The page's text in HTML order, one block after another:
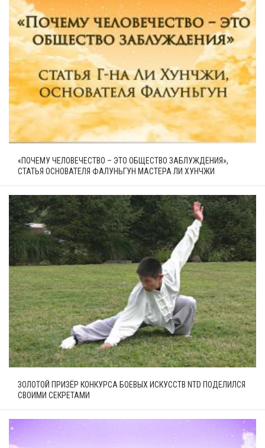
«ПОЧЕМУ ЧЕЛОВЕЧЕСТВО – ЭТО ОБЩЕСТВО ЗАБЛУЖДЕНИЯ»,
СТАТЬЯ ОСНОВАТЕЛЯ ФАЛУНЬГУН МАСТЕРА ЛИ ХУНЧЖИ
ЗОЛОТОЙ ПРИЗЁР КОНКУРСА БОЕВЫХ ИСКУССТВ NTD ПОДЕЛИЛСЯ
СВОИМИ СЕКРЕТАМИ